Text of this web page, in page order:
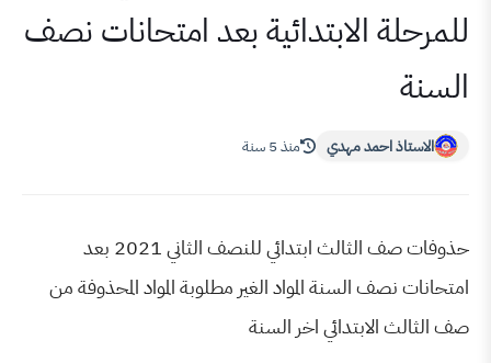
الابتدائية بعد امتحانات نصف
مهدي منذ 5 سنة
حذوفات صف الثالث ابتدائي للنصف الثاني 2021 بعد
السنة المواد الغير مطلوبة المواد المحذوفة من
اخر السنة